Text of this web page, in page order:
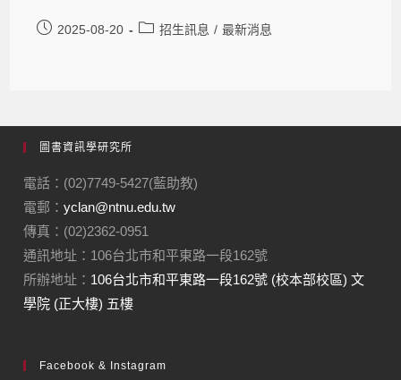
2025-08-20 招生訊息 / 最新消息
圖書資訊學研究所
電話：(02)7749-5427(藍助教)
電郵：yclan@ntnu.edu.tw
傳真：(02)2362-0951
通訊地址：106台北市和平東路一段162號
所辦地址： 106台北市和平東路一段162號 (校本部校區) 文
學院 (正大樓) 五樓
Facebook & Instagram